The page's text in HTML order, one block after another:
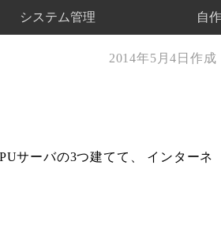
システム管理 自
2014年5月4日作成
サーバの3つ建てて、 インターネ